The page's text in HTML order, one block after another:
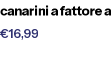
canarini a fattore
€16,99